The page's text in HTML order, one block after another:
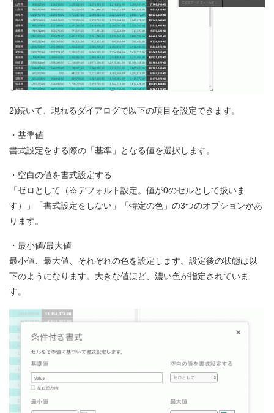
2)続いて、現れるダイアログで以下の項目を設定できます。
・基準値
書式設定をする際の「基準」となる値を選択します。
・空白の値を書式設定する
「ゼロとして（※デフォルト設定。値が0のセルとして扱いま
す）」「書式設定をしない」「特定の色」の3つのオプションがあ
ります。
・最小値/最大値
最小値、最大値、それぞれの色を設定します。設定後の状態は以
下のようになります。大きな値ほど、濃い色が指定されていま
す。